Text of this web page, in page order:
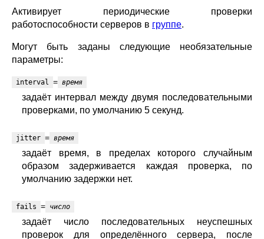
Активирует периодические проверки
работоспособности серверов в группе.
Могут быть заданы следующие необязательные
параметры:
interval = время
задаёт интервал между двумя последовательными
проверками, по умолчанию 5 секунд.
jitter = время
задаёт время, в пределах которого случайным
образом задерживается каждая проверка, по
умолчанию задержки нет.
fails = число
задаёт число последовательных неуспешных
проверок для определённого сервера, после